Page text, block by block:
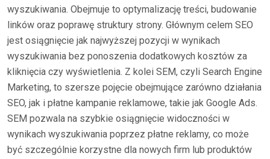
wyszukiwania. Obejmuje to optymalizację treści, budowanie
linków oraz poprawę struktury strony. Głównym celem SEO
jest osiągnięcie jak najwyższej pozycji w wynikach
wyszukiwania bez ponoszenia dodatkowych kosztów za
kliknięcia czy wyświetlenia. Z kolei SEM, czyli Search Engine
Marketing, to szersze pojęcie obejmujące zarówno działania
SEO, jak i płatne kampanie reklamowe, takie jak Google Ads.
SEM pozwala na szybkie osiągnięcie widoczności w
wynikach wyszukiwania poprzez płatne reklamy, co może
być szczególnie korzystne dla nowych firm lub produktów